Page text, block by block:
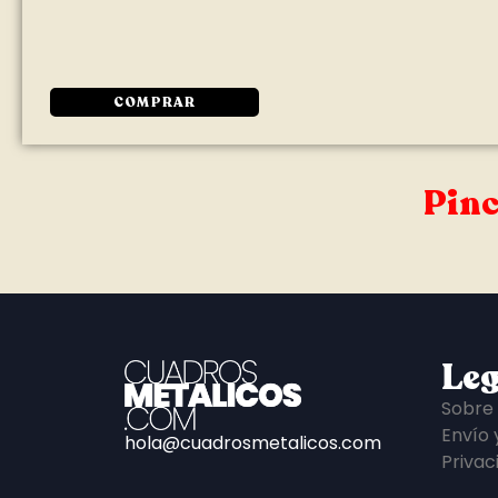
COMPRAR
hola@cuadrosmetalicos.com
Envío